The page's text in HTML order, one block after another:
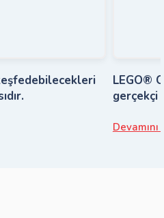
LEGO®
gerçekçi
Devamını